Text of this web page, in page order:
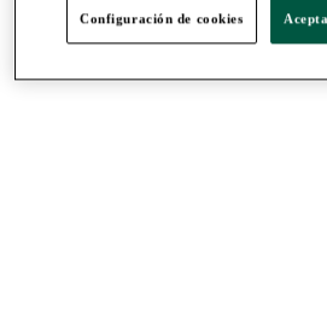
●●●
Configuración de cookies